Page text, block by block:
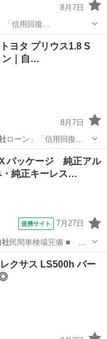
8月7日
「信用回復…
マハイブリッド
ヨタ プリウス1.8 S
ン｜自…
8月7日
ローン」「信用回復…
ローン
パッケージ 純正アル
・純正キーレス…
提携サイト 7月27日
社民間車検場完備 ■ 修
クサス LS500h バー
◎